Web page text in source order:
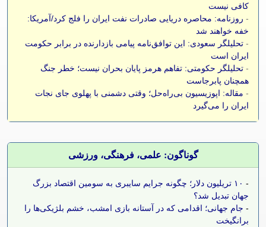
کافی نیست
- روزنامه: محاصره دریایی صادرات نفت ایران را فلج کرد/آمریکا:
خفه خواهند شد
- تحلیلگر سعودی: این توافق‌نامه پیامی بازدارنده در برابر حکومت
ایران است
- تحلیلگر حکومتی: تفاهم هرمز پایان بحران نیست؛ خطر جنگ
همچنان پابرجاست
- مقاله: اپوزیسیون بی‌راه‌حل؛ وقتی دشمنی با پهلوی جای نجات
ایران را می‌گیرد
گوناگون: علمی، فرهنگی، ورزشی
-
۱۰ تریلیون دلار؛ چگونه جرایم سایبری به سومین اقتصاد بزرگ
جهان تبدیل شد؟
- جام جهانی؛ اقدامی که در آستانه بازی امشب، خشم بلژیکی‌ها را
برانگیخت